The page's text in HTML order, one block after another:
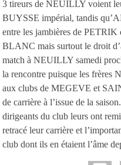
3 tireurs de NEUILLY voient
BUYSSE impérial, tandis
entre les jambières de
BLANC mais surtout le droit
match à NEUILLY samedi
la rencontre puisque les frères
aux clubs de MEGEVE et
de carrière à l’issue de la
dirigeants du club leurs ont
retracé leur carrière et
club dont ils en étaient l’âme